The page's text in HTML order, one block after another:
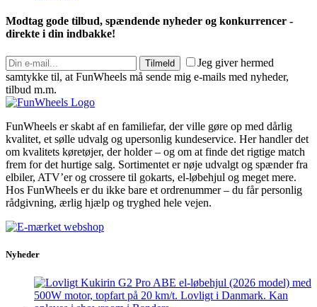
Modtag gode tilbud, spændende nyheder og konkurrencer -
direkte i din indbakke!
Tilmeld
Jeg giver hermed
samtykke til, at FunWheels må sende mig e-mails med nyheder,
tilbud m.m.
FunWheels er skabt af en familiefar, der ville gøre op med dårlig
kvalitet, et sølle udvalg og upersonlig kundeservice. Her handler det
om kvalitets køretøjer, der holder – og om at finde det rigtige match
frem for det hurtige salg. Sortimentet er nøje udvalgt og spænder fra
elbiler, ATV’er og crossere til gokarts, el-løbehjul og meget mere.
Hos FunWheels er du ikke bare et ordrenummer – du får personlig
rådgivning, ærlig hjælp og tryghed hele vejen.
Nyheder